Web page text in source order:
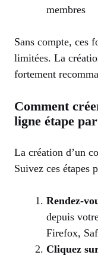
membres
Sans compte, ces
limitées. La
fortement
Comment
ligne étape
La création d’un
Suivez ces étapes
Rendez-
depuis
Firefox,
Cliquez